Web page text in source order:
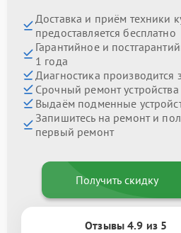
Доставка и приём техники
предоставляется бесплатно
Гарантийное и
1 года
Диагностика производится
Срочный ремонт устройства
Выдаём подменные
Запишитесь на ремонт и
первый ремонт
Получить скидку
Отзывы 4.9 из 5